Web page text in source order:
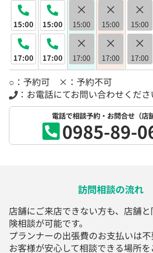
15:00
17:00
15:00
17:00
×
15:00
×
17:00
×
15:00
×
17:00
×
15:00
×
17:00
○：予約可 ×：予約不可
：お電話にてお問い合わせくださ
電話で相談予約・お問合せ（店
0985-89-
訪問相談の流れ
店舗にご来店できない方も、店舗
険相談が可能です。
プランナーの出張費のお支払いは不
お客様が安心して相談できる場所